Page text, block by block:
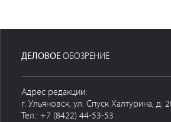
ДЕЛОВОЕОБОЗРЕНИЕ
Адрес редакции:
г. Ульяновск, ул. Спуск Халтурина, д.
Тел.: +7 (8422) 44-53-53